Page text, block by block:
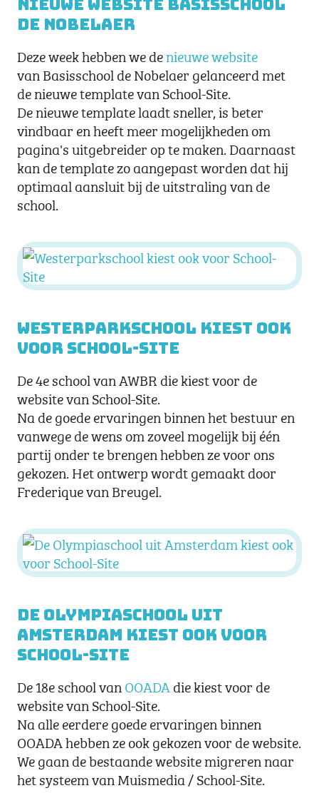
Nieuwe website Basisschool
de Nobelaer
Deze week hebben we denieuwe website
van Basisschool de Nobelaer gelanceerd met
de nieuwe template van School-Site.
De nieuwe template laadt sneller, is beter
vindbaar en heeft meer mogelijkheden om
pagina's uitgebreider op te maken. Daarnaast
kan de template zo aangepast worden dat hij
optimaal aansluit bij de uitstraling van de
school.
Westerparkschool kiest ook
voor School-Site
De 4e school van AWBR die kiest voor de
website van School-Site.
Na de goede ervaringen binnen het bestuur en
vanwege de wens om zoveel mogelijk bij één
partij onder te brengen hebben ze voor ons
gekozen. Het ontwerp wordt gemaakt door
Frederique van Breugel.
De Olympiaschool uit
Amsterdam kiest ook voor
School-Site
De 18e school vanOOADAdie kiest voor de
website van School-Site.
Na alle eerdere goede ervaringen binnen
OOADA hebben ze ook gekozen voor de website.
We gaan de bestaande website migreren naar
het systeem van Muismedia / School-Site.